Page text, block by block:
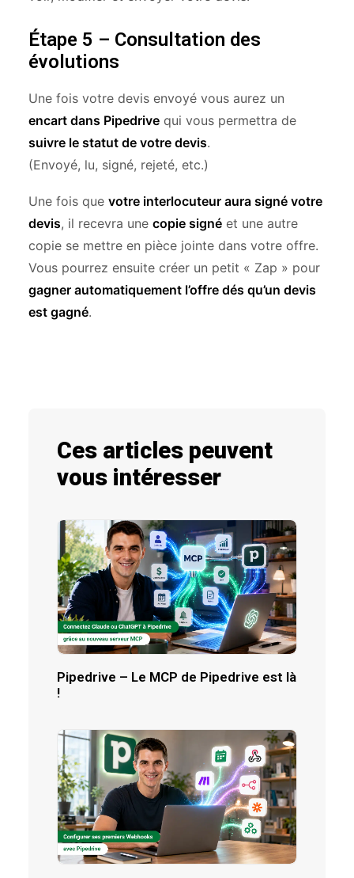
Étape 5 – Consultation des
évolutions
Une fois votre devis envoyé vous aurez un
encart dans Pipedrive qui vous permettra de
suivre le statut de votre devis.
(Envoyé, lu, signé, rejeté, etc.)
Une fois que votre interlocuteur aura signé votre
devis, il recevra une copie signé et une autre
copie se mettre en pièce jointe dans votre offre.
Vous pourrez ensuite créer un petit « Zap » pour
gagner automatiquement l’offre dés qu’un devis
est gagné.
Ces articles peuvent
vous intéresser
Pipedrive – Le MCP de Pipedrive est là
!